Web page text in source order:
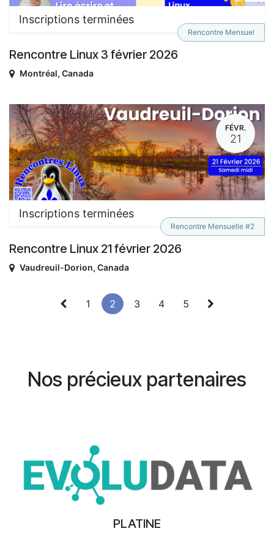
Inscriptions terminées
Rencontre Linux 3 février 2026
Rencontre Mensuel
Montréal, Canada
FÉVR.
21
Inscriptions terminées
Rencontre Linux 21 février 2026
Rencontre Mensuelle #2
Vaudreuil-Dorion, Canada
1 2 3 4 5
Nos précieux partenaires
PLATINE